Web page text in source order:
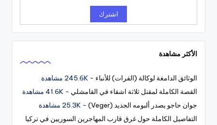
الأكثر مشاهدة
الوثائق الدامغة لوكالة (الفرات) للأنباء - 245.6K مشاهدة
القصة الكاملة لمقتل ثلاثة اشقاء في القامشلي - 41.6K مشاهدة
جوان حاجو يصدر ألبومه الجديد (Veger)
- 25.3K مشاهدة
التفاصيل الكاملة حول غرق قارب المهاجرين السوريين في تركيا